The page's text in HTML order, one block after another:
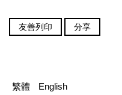
友善列印 分享
繁體 English